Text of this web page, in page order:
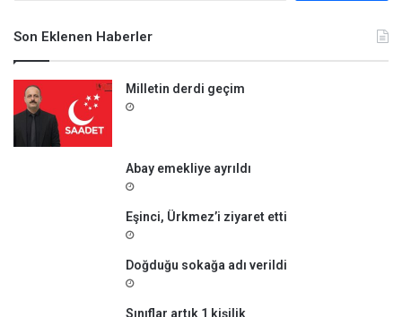
Son Eklenen Haberler
Milletin derdi geçim
Abay emekliye ayrıldı
Eşinci, Ürkmez’i ziyaret etti
Doğduğu sokağa adı verildi
Sınıflar artık 1 kişilik